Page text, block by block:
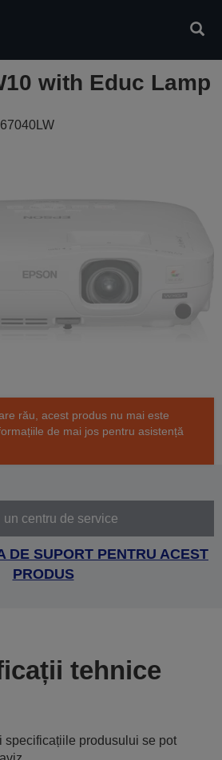
with Educ Lamp
rău, acest produs nu mai este
de mai jos pentru asistență
un centru de service
DE SUPORT PENTRU ACEST
PRODUS
tehnice
specificațiile produsului se pot